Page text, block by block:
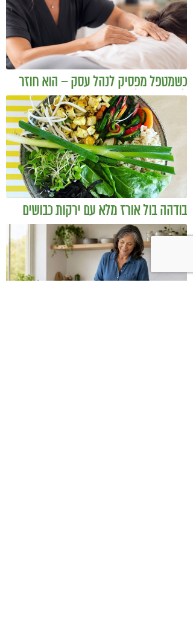
כשמטפל מפסיק לנהל עסק – הוא חוזר
להיות מטפל
בודהה בול אורז מלא עם ירקות כבושים
ומקושקשת טופו